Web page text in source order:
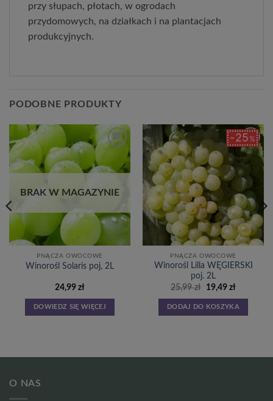
przy słupach, płotach, w ogrodach
przydomowych, na działkach i na plantacjach
produkcyjnych.
PODOBNE PRODUKTY
listy
BRAK W MAGAZYNIE
PNĄCZA OWOCOWE
Winorośl Solaris poj, 2L
24,99 zł
DOWIEDZ SIĘ WIĘCEJ
25%
Dodaj
listy
życzeń
PNĄCZA OWOCOWE
Winorośl Lilla WĘGIERSKI
poj. 2L
25,99zł
Pierwotna
wynosiła:
25,99 zł.
19,49 złAktualna
wynosi:
19,49 zł.
DODAJ DO KOSZYKA
O NAS